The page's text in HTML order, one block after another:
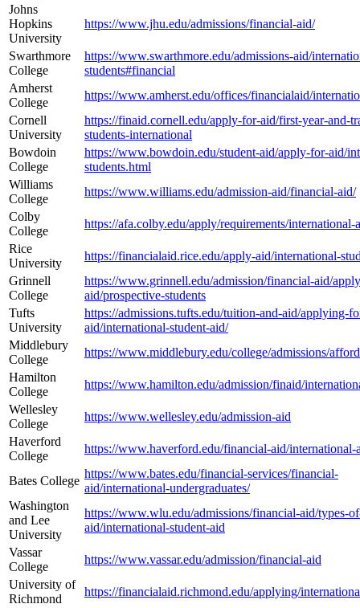
Johns
Hopkins
University
https://www.jhu.edu/admissions/financial-aid/
Swarthmore
College
https://www.swarthmore.edu/admissions-aid/
students#financial
Amherst
College
https://www.amherst.edu/offices/financialaid/
Cornell
University
https://finaid.cornell.edu/apply-for-aid/first-year-and-
students-international
Bowdoin
College
https://www.bowdoin.edu/student-aid/apply-for-aid/
students.html
Williams
College
https://www.williams.edu/admission-aid/financial-aid/
Colby
College
https://afa.colby.edu/apply/requirements/international-
Rice
University
https://financialaid.rice.edu/apply-aid/international-
Grinnell
College
https://www.grinnell.edu/admission/financial-aid/
aid/prospective-students
Tufts
University
https://admissions.tufts.edu/tuition-and-aid/applying-
aid/international-student-aid/
Middlebury
College
https://www.middlebury.edu/college/admissions/
Hamilton
College
https://www.hamilton.edu/admission/finaid/
Wellesley
College
https://www.wellesley.edu/admission-aid
Haverford
College
https://www.haverford.edu/financial-aid/international-
Bates College
https://www.bates.edu/financial-services/financial-
aid/international-undergraduates/
Washington
and Lee
University
https://www.wlu.edu/admissions/financial-aid/types-
aid/international-student-aid
Vassar
College
https://www.vassar.edu/admission/financial-aid
University of
Richmond
https://financialaid.richmond.edu/applying/